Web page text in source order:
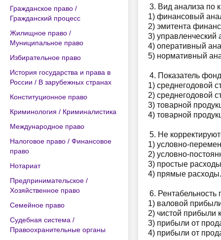
Гражданское право /
Гражданский процесс
Жилищное право /
Муниципальное право
Избирательное право
История государства и права в
России / В зарубежных странах
Конституционное право
Криминология / Криминалистика
Международное право
Налоговое право / Финансовое
право
Нотариат
Предпринимательское /
Хозяйственное право
Семейное право
Судебная система /
Правоохранительные органы
Вид анализа по
1) финансовый
2) эмитента
3) управленческий
4) оперативный
5) нормативный
Показатель
1) среднегодовой
2) среднегодовой
3) товарной
4) товарной
Не
1) условно-
2) условно-
3) простые
4) прямые расходы.
1) валовой
2) чистой прибыли
3) прибыли от
4) прибыли от